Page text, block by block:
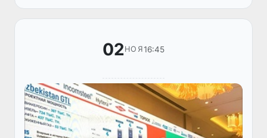
итогов пятилетней деятельности ЦПТИ и
перспе...
02НОЯ16:45